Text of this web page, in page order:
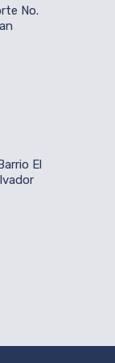
No.
El